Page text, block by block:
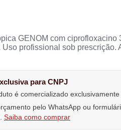
GENOM com ciprofloxacino
Uso profissional sob prescrição.
para CNPJ
é comercializado
pelo WhatsApp ou
Saiba como comprar